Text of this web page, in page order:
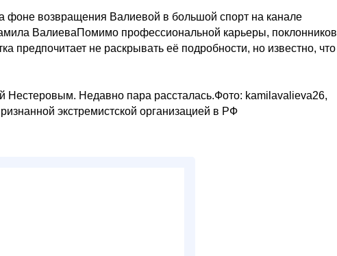
фоне возвращения Валиевой в большой спорт на канале
ВалиеваПомимо профессиональной карьеры, поклонников
предпочитает не раскрывать её подробности, но известно, что
Нестеровым. Недавно пара рассталась.Фото: kamilavalieva26,
экстремистской организацией в РФ